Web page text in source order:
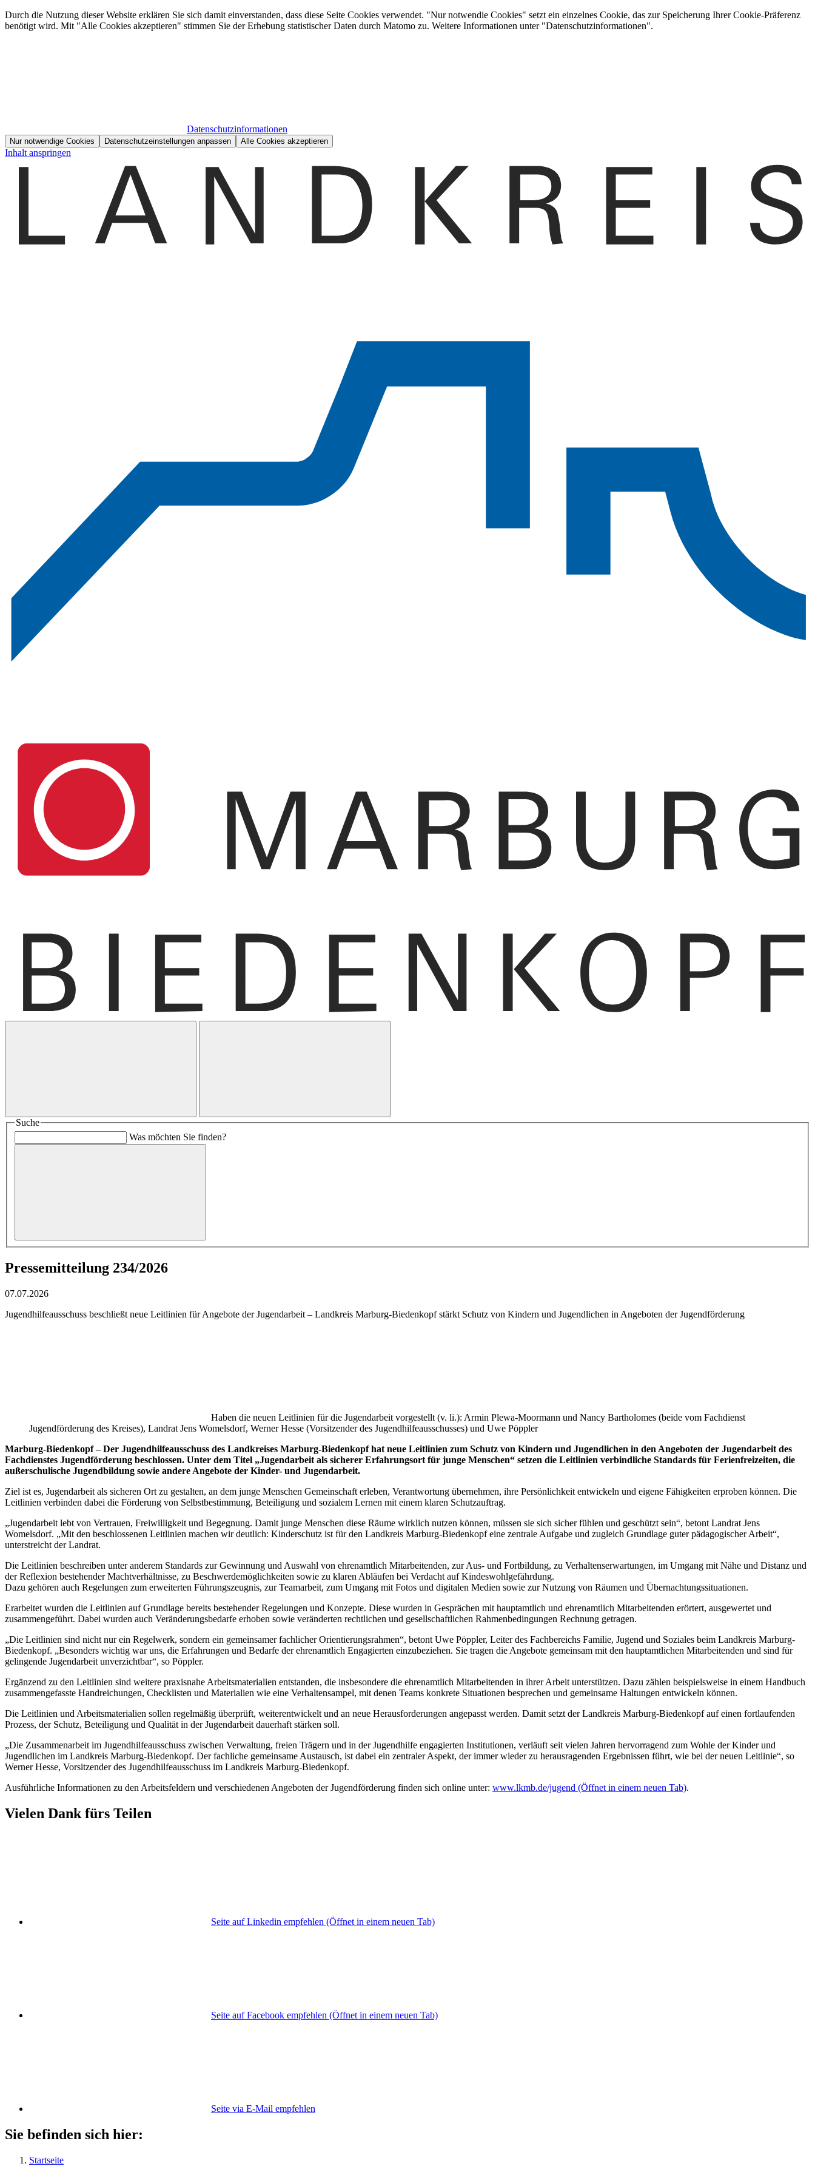
Durch die Nutzung dieser Website erklären Sie sich damit einverstanden, dass diese Seite Cookies verwendet. "Nur notwendie Cookies" setzt ein einzelnes Cookie, das zur Speicherung Ihrer Cookie-Präferenz
benötigt wird. Mit "Alle Cookies akzeptieren" stimmen Sie der Erhebung statistischer Daten durch Matomo zu. Weitere Informationen unter "Datenschutzinformationen".
Datenschutzinformationen
Nur notwendige Cookies Datenschutzeinstellungen anpassen Alle Cookies akzeptieren
Inhalt anspringen
Suche
Was möchten Sie finden?
Pressemitteilung 234/2026
07.07.2026
Jugendhilfeausschuss beschließt neue Leitlinien für Angebote der Jugendarbeit – Landkreis Marburg-Biedenkopf stärkt Schutz von Kindern und Jugendlichen in Angeboten der Jugendförderung
Haben die neuen Leitlinien für die Jugendarbeit vorgestellt (v. li.): Armin Plewa-Moormann und Nancy Bartholomes (beide vom Fachdienst
Jugendförderung des Kreises), Landrat Jens Womelsdorf, Werner Hesse (Vorsitzender des Jugendhilfeausschusses) und Uwe Pöppler
Marburg-Biedenkopf – Der Jugendhilfeausschuss des Landkreises Marburg-Biedenkopf hat neue Leitlinien zum Schutz von Kindern und Jugendlichen in den Angeboten der Jugendarbeit des
Fachdienstes Jugendförderung beschlossen. Unter dem Titel „Jugendarbeit als sicherer Erfahrungsort für junge Menschen“ setzen die Leitlinien verbindliche Standards für Ferienfreizeiten, die
außerschulische Jugendbildung sowie andere Angebote der Kinder- und Jugendarbeit.
Ziel ist es, Jugendarbeit als sicheren Ort zu gestalten, an dem junge Menschen Gemeinschaft erleben, Verantwortung übernehmen, ihre Persönlichkeit entwickeln und eigene Fähigkeiten erproben können. Die
Leitlinien verbinden dabei die Förderung von Selbstbestimmung, Beteiligung und sozialem Lernen mit einem klaren Schutzauftrag.
„Jugendarbeit lebt von Vertrauen, Freiwilligkeit und Begegnung. Damit junge Menschen diese Räume wirklich nutzen können, müssen sie sich sicher fühlen und geschützt sein“, betont Landrat Jens
Womelsdorf. „Mit den beschlossenen Leitlinien machen wir deutlich: Kinderschutz ist für den Landkreis Marburg-Biedenkopf eine zentrale Aufgabe und zugleich Grundlage guter pädagogischer Arbeit“,
unterstreicht der Landrat.
Die Leitlinien beschreiben unter anderem Standards zur Gewinnung und Auswahl von ehrenamtlich Mitarbeitenden, zur Aus- und Fortbildung, zu Verhaltenserwartungen, im Umgang mit Nähe und Distanz und
der Reflexion bestehender Machtverhältnisse, zu Beschwerdemöglichkeiten sowie zu klaren Abläufen bei Verdacht auf Kindeswohlgefährdung.
Dazu gehören auch Regelungen zum erweiterten Führungszeugnis, zur Teamarbeit, zum Umgang mit Fotos und digitalen Medien sowie zur Nutzung von Räumen und Übernachtungssituationen.
Erarbeitet wurden die Leitlinien auf Grundlage bereits bestehender Regelungen und Konzepte. Diese wurden in Gesprächen mit hauptamtlich und ehrenamtlich Mitarbeitenden erörtert, ausgewertet und
zusammengeführt. Dabei wurden auch Veränderungsbedarfe erhoben sowie veränderten rechtlichen und gesellschaftlichen Rahmenbedingungen Rechnung getragen.
„Die Leitlinien sind nicht nur ein Regelwerk, sondern ein gemeinsamer fachlicher Orientierungsrahmen“, betont Uwe Pöppler, Leiter des Fachbereichs Familie, Jugend und Soziales beim Landkreis Marburg-
Biedenkopf. „Besonders wichtig war uns, die Erfahrungen und Bedarfe der ehrenamtlich Engagierten einzubeziehen. Sie tragen die Angebote gemeinsam mit den hauptamtlichen Mitarbeitenden und sind für
gelingende Jugendarbeit unverzichtbar“, so Pöppler.
Ergänzend zu den Leitlinien sind weitere praxisnahe Arbeitsmaterialien entstanden, die insbesondere die ehrenamtlich Mitarbeitenden in ihrer Arbeit unterstützen. Dazu zählen beispielsweise in einem Handbuch
zusammengefasste Handreichungen, Checklisten und Materialien wie eine Verhaltensampel, mit denen Teams konkrete Situationen besprechen und gemeinsame Haltungen entwickeln können.
Die Leitlinien und Arbeitsmaterialien sollen regelmäßig überprüft, weiterentwickelt und an neue Herausforderungen angepasst werden. Damit setzt der Landkreis Marburg-Biedenkopf auf einen fortlaufenden
Prozess, der Schutz, Beteiligung und Qualität in der Jugendarbeit dauerhaft stärken soll.
„Die Zusammenarbeit im Jugendhilfeausschuss zwischen Verwaltung, freien Trägern und in der Jugendhilfe engagierten Institutionen, verläuft seit vielen Jahren hervorragend zum Wohle der Kinder und
Jugendlichen im Landkreis Marburg-Biedenkopf. Der fachliche gemeinsame Austausch, ist dabei ein zentraler Aspekt, der immer wieder zu herausragenden Ergebnissen führt, wie bei der neuen Leitlinie“, so
Werner Hesse, Vorsitzender des Jugendhilfeausschuss im Landkreis Marburg-Biedenkopf.
Ausführliche Informationen zu den Arbeitsfeldern und verschiedenen Angeboten der Jugendförderung finden sich online unter: www.lkmb.de/jugend (Öffnet in einem neuen Tab).
Vielen Dank fürs Teilen
Seite auf Linkedin empfehlen (Öffnet in einem neuen Tab)
Seite auf Facebook empfehlen (Öffnet in einem neuen Tab)
Seite via E-Mail empfehlen
Sie befinden sich hier:
Startseite